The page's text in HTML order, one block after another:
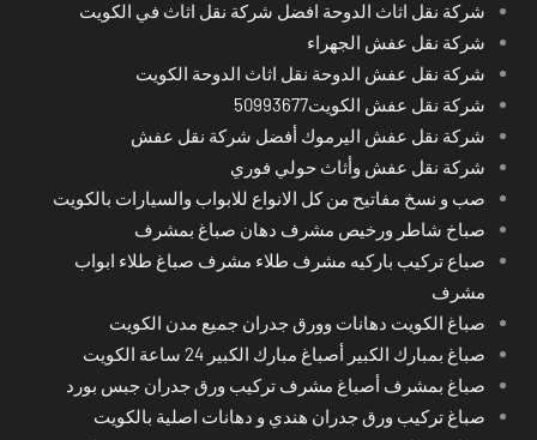
شركة نقل اثاث الدوحة افضل شركة نقل اثاث في الكويت
شركة نقل عفش الجهراء
شركة نقل عفش الدوحة نقل اثاث الدوحة الكويت
شركة نقل عفش الكويت50993677
شركة نقل عفش اليرموك أفضل شركة نقل عفش
شركة نقل عفش وأثاث حولي فوري
صب و نسخ مفاتيح من كل الانواع للابواب والسيارات بالكويت
صباخ شاطر ورخيص مشرف دهان صباغ بمشرف
صباع تركيب باركيه مشرف طلاء مشرف صباغ طلاء ابواب
مشرف
صباغ الكويت دهانات وورق جدران جميع مدن الكويت
صباغ بمبارك الكبير أصباغ مبارك الكبير 24 ساعة الكويت
صباغ بمشرف أصباغ مشرف تركيب ورق جدران جبس بورد
صباغ تركيب ورق جدران هندي و دهانات اصلية بالكويت